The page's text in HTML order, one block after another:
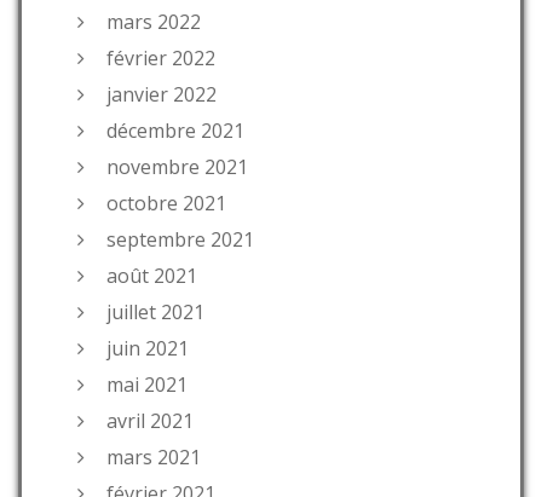
mars 2022
février 2022
janvier 2022
décembre 2021
novembre 2021
octobre 2021
septembre 2021
août 2021
juillet 2021
juin 2021
mai 2021
avril 2021
mars 2021